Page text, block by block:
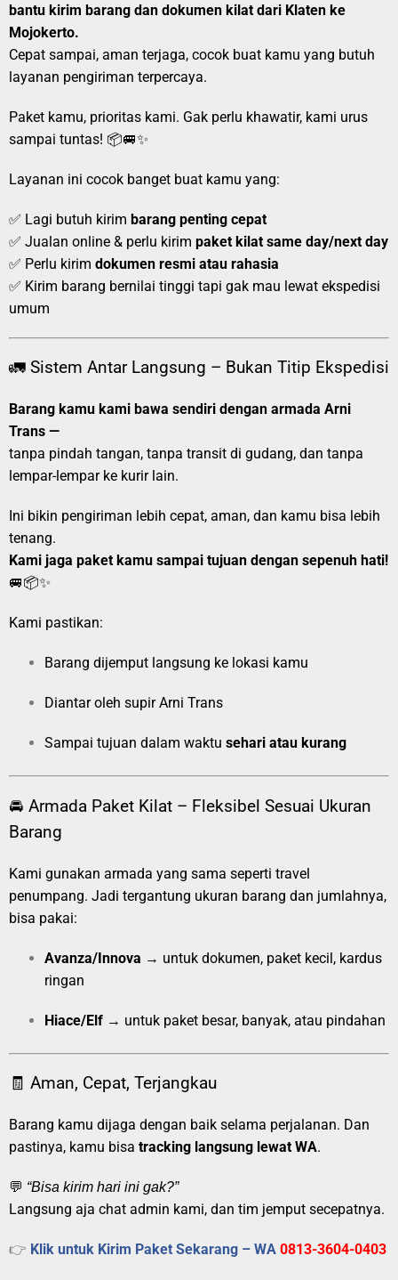
bantu kirim barang dan dokumen kilat dari Klaten ke
Mojokerto.
Cepat sampai, aman terjaga, cocok buat kamu yang butuh
layanan pengiriman terpercaya.
Paket kamu, prioritas kami. Gak perlu khawatir, kami urus
sampai tuntas! 📦🚐✨
Layanan ini cocok banget buat kamu yang:
✅ Lagi butuh kirim barang penting cepat
✅ Jualan online & perlu kirim paket kilat same day/next day
✅ Perlu kirim dokumen resmi atau rahasia
✅ Kirim barang bernilai tinggi tapi gak mau lewat ekspedisi
umum
🚛 Sistem Antar Langsung – Bukan Titip Ekspedisi
Barang kamu kami bawa sendiri dengan armada Arni
Trans —
tanpa pindah tangan, tanpa transit di gudang, dan tanpa
lempar-lempar ke kurir lain.
Ini bikin pengiriman lebih cepat, aman, dan kamu bisa lebih
tenang.
Kami jaga paket kamu sampai tujuan dengan sepenuh hati!
🚐📦✨
Kami pastikan:
Barang dijemput langsung ke lokasi kamu
Diantar oleh supir Arni Trans
Sampai tujuan dalam waktu sehari atau kurang
🚘 Armada Paket Kilat – Fleksibel Sesuai Ukuran
Barang
Kami gunakan armada yang sama seperti travel
penumpang. Jadi tergantung ukuran barang dan jumlahnya,
bisa pakai:
Avanza/Innova → untuk dokumen, paket kecil, kardus
ringan
Hiace/Elf → untuk paket besar, banyak, atau pindahan
🧾 Aman, Cepat, Terjangkau
Barang kamu dijaga dengan baik selama perjalanan. Dan
pastinya, kamu bisa tracking langsung lewat WA.
💬 “Bisa kirim hari ini gak?”
Langsung aja chat admin kami, dan tim jemput secepatnya.
👉 Klik untuk Kirim Paket Sekarang – WA 0813-3604-0403